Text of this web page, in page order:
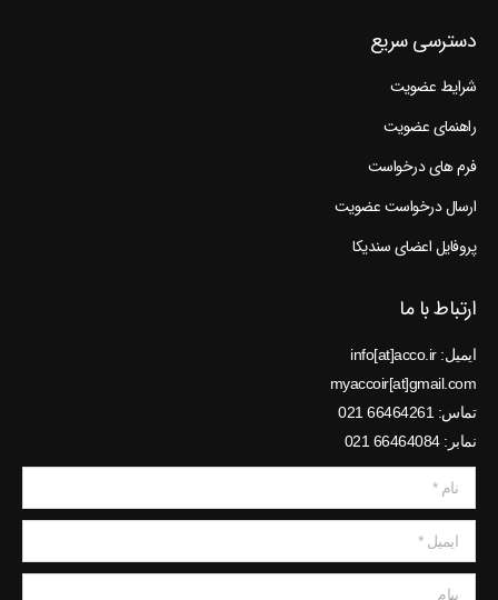
دسترسی سریع
شرایط عضویت
راهنمای عضویت
فرم های درخواست
ارسال درخواست عضویت
پروفایل اعضای سندیکا
ارتباط با ما
ایمیل: info[at]acco.ir
myaccoir[at]gmail.com
تماس: 66464261 021
نمابر: 66464084 021
نام *
ایمیل *